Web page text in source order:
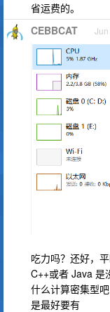
省运费的。
CEBBCAT
吃力吗？还好，
C++或者 Java 是
什么计算密集型
是最好要有